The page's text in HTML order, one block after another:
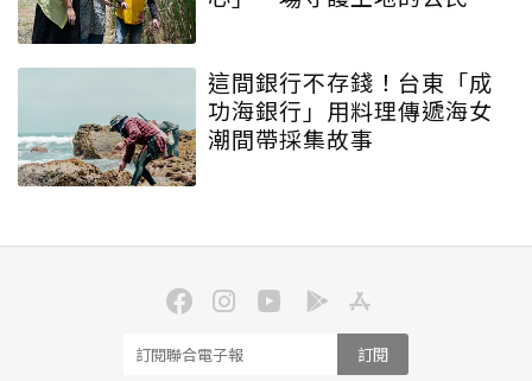
這間銀行不存錢！台東「成
功海銀行」用料理傳遞海女
潮間帶採集故事
訂閱